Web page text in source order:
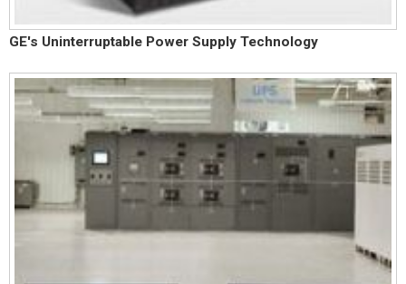
GE's Uninterruptable Power Supply Technology